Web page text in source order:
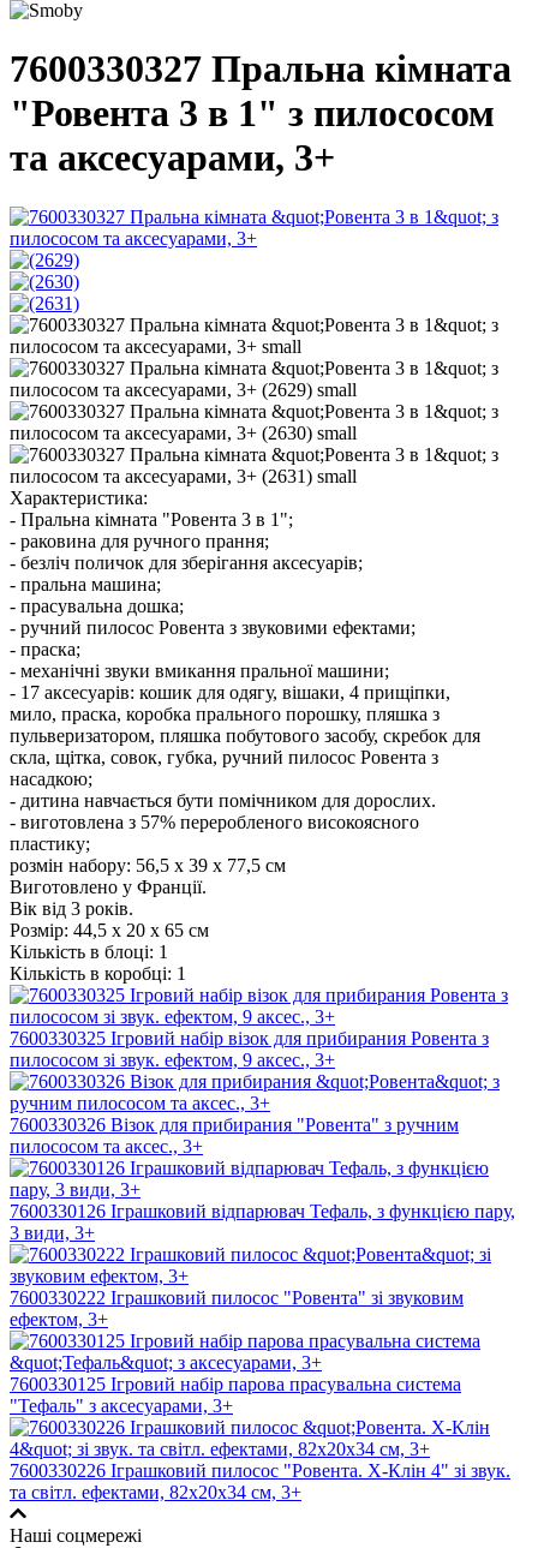
7600330327 Пральна кімната
"Ровента 3 в 1" з пилососом
та аксесуарами, 3+
Характеристика:
- Пральна кімната "Ровента 3 в 1";
- раковина для ручного прання;
- безліч поличок для зберігання аксесуарів;
- пральна машина;
- прасувальна дошка;
- ручний пилосос Ровента з звуковими ефектами;
- праска;
- механічні звуки вмикання пральної машини;
- 17 аксесуарів: кошик для одягу, вішаки, 4 прищіпки,
мило, праска, коробка прального порошку, пляшка з
пульверизатором, пляшка побутового засобу, скребок для
скла, щітка, совок, губка, ручний пилосос Ровента з
насадкою;
- дитина навчається бути помічником для дорослих.
- виготовлена з 57% переробленого високоясного
пластику;
розмін набору: 56,5 x 39 x 77,5 см
Виготовлено у Франції.
Вік від 3 років.
Розмір: 44,5 х 20 х 65 см
Кількість в блоці: 1
Кількість в коробці: 1
7600330325 Ігровий набір вiзок для прибирания Ровента з
пилососом зі звук. ефектом, 9 аксес., 3+
7600330326 Вiзок для прибирания "Ровента" з ручним
пилососом та аксес., 3+
7600330126 Іграшковий відпарювач Тефаль, з функцією пару,
3 види, 3+
7600330222 Іграшковий пилосос "Ровента" зі звуковим
ефектом, 3+
7600330125 Ігровий набір парова прасувальна система
"Тефаль" з аксесуарами, 3+
7600330226 Іграшковий пилосос "Ровента. Х-Клін 4" зі звук.
та світл. ефектами, 82х20х34 см, 3+
Наші соцмережі